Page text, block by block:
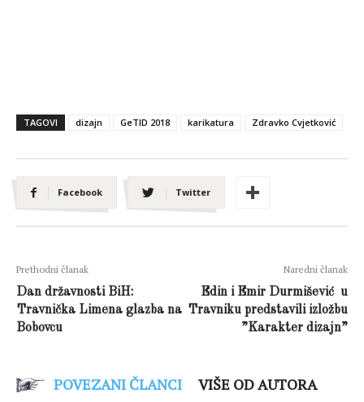
TAGOVI dizajn GeTID 2018 karikatura Zdravko Cvjetković
Facebook Twitter
Prethodni članak
Dan državnosti BiH:
Travnička Limena glazba na
Bobovcu
Naredni članak
Edin i Emir Durmišević u
Travniku predstavili izložbu
”Karakter dizajn”
POVEZANI ČLANCI VIŠE OD AUTORA